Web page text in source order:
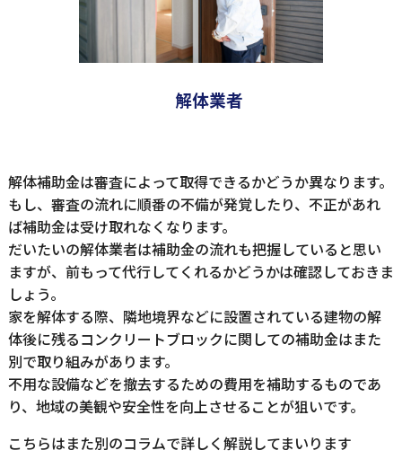
解体業者
解体補助金は審査によって取得できるかどうか異なります。
もし、審査の流れに順番の不備が発覚したり、不正があれ
ば補助金は受け取れなくなります。
だいたいの解体業者は補助金の流れも把握していると思い
ますが、前もって代行してくれるかどうかは確認しておきま
しょう。
家を解体する際、隣地境界などに設置されている建物の解
体後に残るコンクリートブロックに関しての補助金はまた
別で取り組みがあります。
不用な設備などを撤去するための費用を補助するものであ
り、地域の美観や安全性を向上させることが狙いです。
こちらはまた別のコラムで詳しく解説してまいります